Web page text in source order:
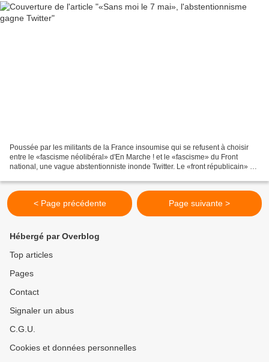
Poussée par les militants de la France insoumise qui se refusent à choisir
entre le «fascisme néolibéral» d'En Marche ! et le «fascisme» du Front
national, une vague abstentionniste inonde Twitter. Le «front républicain» ne
< Page précédente Page suivante >
Hébergé par Overblog
Top articles
Pages
Contact
Signaler un abus
C.G.U.
Cookies et données personnelles